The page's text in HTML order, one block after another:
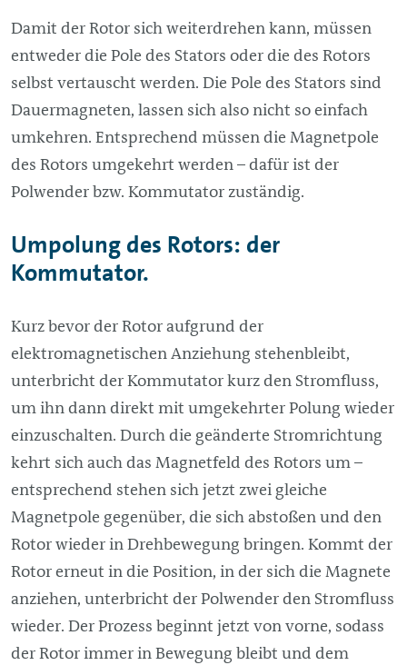
Damit der Rotor sich weiterdrehen kann, müssen
entweder die Pole des Stators oder die des Rotors
selbst vertauscht werden. Die Pole des Stators sind
Dauermagneten, lassen sich also nicht so einfach
umkehren. Entsprechend müssen die Magnetpole
des Rotors umgekehrt werden – dafür ist der
Polwender bzw. Kommutator zuständig.
Umpolung des Rotors: der
Kommutator.
Kurz bevor der Rotor aufgrund der
elektromagnetischen Anziehung stehenbleibt,
unterbricht der Kommutator kurz den Stromfluss,
um ihn dann direkt mit umgekehrter Polung wieder
einzuschalten. Durch die geänderte Stromrichtung
kehrt sich auch das Magnetfeld des Rotors um –
entsprechend stehen sich jetzt zwei gleiche
Magnetpole gegenüber, die sich abstoßen und den
Rotor wieder in Drehbewegung bringen. Kommt der
Rotor erneut in die Position, in der sich die Magnete
anziehen, unterbricht der Polwender den Stromfluss
wieder. Der Prozess beginnt jetzt von vorne, sodass
der Rotor immer in Bewegung bleibt und dem